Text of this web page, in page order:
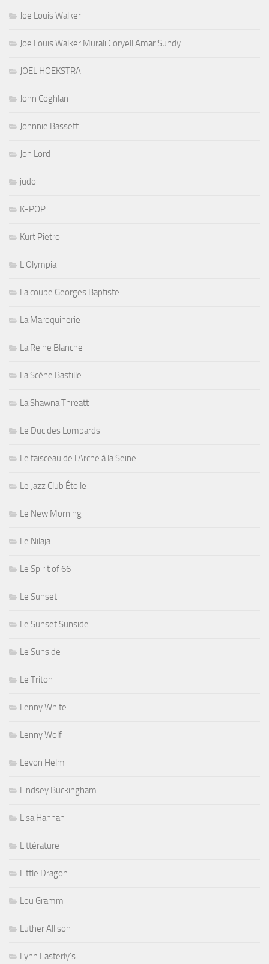
Joe Louis Walker
Joe Louis Walker Murali Coryell Amar Sundy
JOEL HOEKSTRA
John Coghlan
Johnnie Bassett
Jon Lord
judo
K-POP
Kurt Pietro
L'Olympia
La coupe Georges Baptiste
La Maroquinerie
La Reine Blanche
La Scène Bastille
La Shawna Threatt
Le Duc des Lombards
Le faisceau de l'Arche à la Seine
Le Jazz Club Étoile
Le New Morning
Le Nilaja
Le Spirit of 66
Le Sunset
Le Sunset Sunside
Le Sunside
Le Triton
Lenny White
Lenny Wolf
Levon Helm
Lindsey Buckingham
Lisa Hannah
Littérature
Little Dragon
Lou Gramm
Luther Allison
Lynn Easterly's